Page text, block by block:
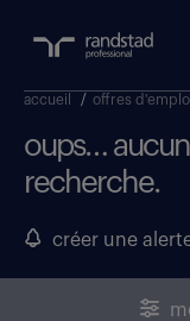
accueil / offres
oups…
recherche.
créer une